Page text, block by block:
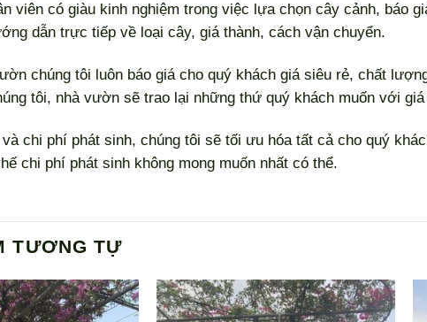
viên có giàu kinh nghiệm trong việc lựa chọn cây cảnh,
dẫn trực tiếp về loại cây, giá thành, cách vận chuyển.
chúng tôi luôn báo giá cho quý khách giá siêu rẻ, chất
tôi, nhà vườn sẽ trao lại những thứ quý khách muốn với
chi phí phát sinh, chúng tôi sẽ tối ưu hóa tất cả cho quý
chi phí phát sinh không mong muốn nhất có thể.
TƯƠNG TỰ